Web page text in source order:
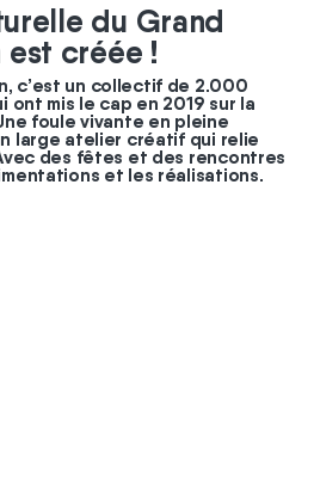
du Grand
est créée !
c’est un collectif de 2.000
mis le cap en 2019 sur la
foule vivante en pleine
large atelier créatif qui relie
des fêtes et des rencontres
et les réalisations.